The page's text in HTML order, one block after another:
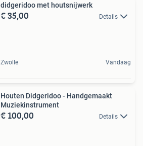
didgeridoo met houtsnijwerk
€ 35,00 Details
Zwolle Vandaag
Houten Didgeridoo - Handgemaakt
Muziekinstrument
€ 100,00 Details